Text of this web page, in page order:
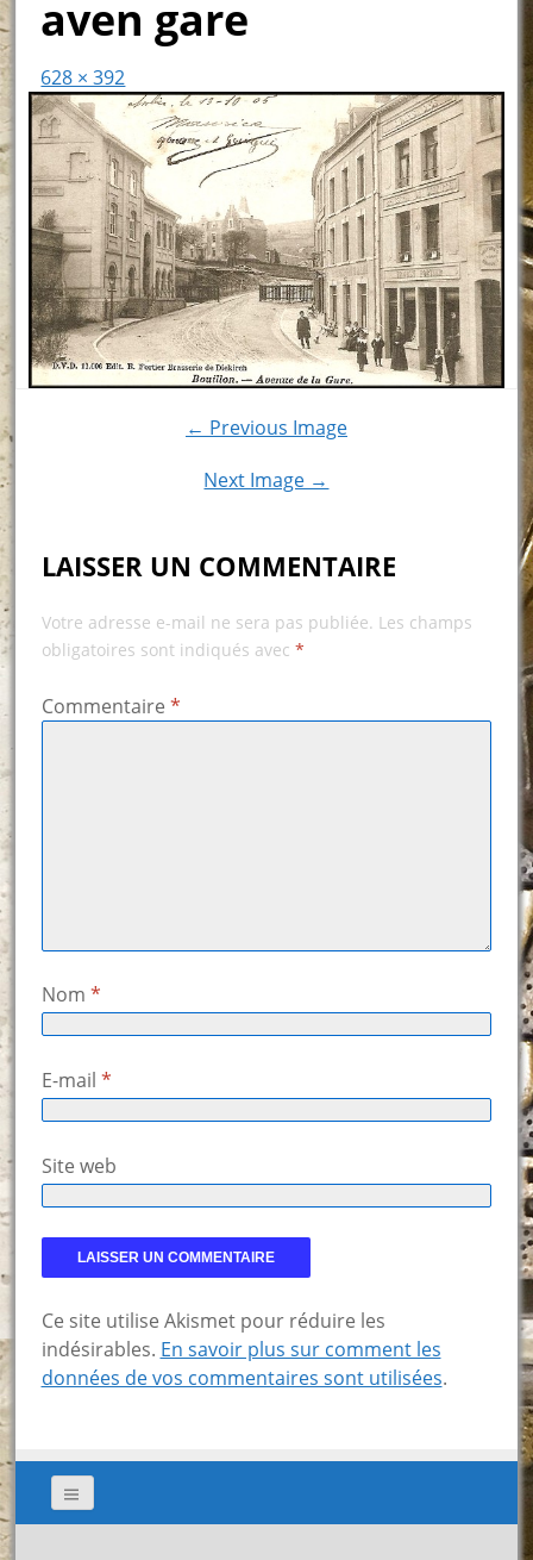
aven gare
628 × 392
← Previous Image
Next Image →
LAISSER UN COMMENTAIRE
Votre adresse e-mail ne sera pas publiée. Les champs
obligatoires sont indiqués avec *
Commentaire *
Nom *
E-mail *
Site web
Ce site utilise Akismet pour réduire les
indésirables. En savoir plus sur comment les
données de vos commentaires sont utilisées.